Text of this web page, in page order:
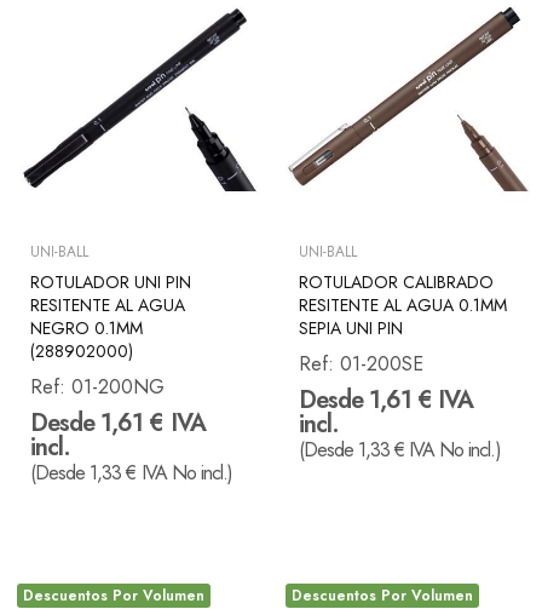
UNI-BALL
ROTULADOR UNI PIN
RESITENTE AL AGUA
NEGRO 0.1MM
(288902000)
Ref: 01-200NG
Desde 1,61 € IVA
incl.
(Desde 1,33 € IVA No incl.)
UNI-BALL
ROTULADOR CALIBRADO
RESITENTE AL AGUA 0.1MM
SEPIA UNI PIN
Ref: 01-200SE
Desde 1,61 € IVA
incl.
(Desde 1,33 € IVA No incl.)
Descuentos Por Volumen Descuentos Por Volumen